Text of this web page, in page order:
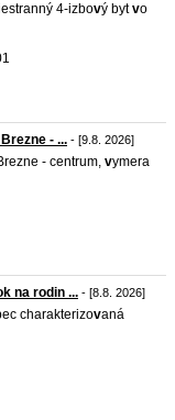
4-izbový bytvo
- ... - [9.8. 2026]
- centrum, vymera
na rodin ... - [8.8. 2026]
charakterizovaná